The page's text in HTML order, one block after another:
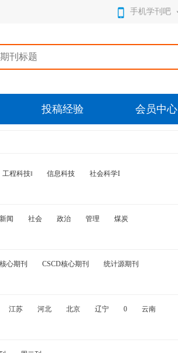
手机学刊吧
投稿经验 会员中心
工程科技‖ 信息科技
社会科学I
新闻 社会 政治 管理
煤炭
心期刊 CSCD核心期刊
统计源期刊
江苏 河北 北京 辽宁 0
云南